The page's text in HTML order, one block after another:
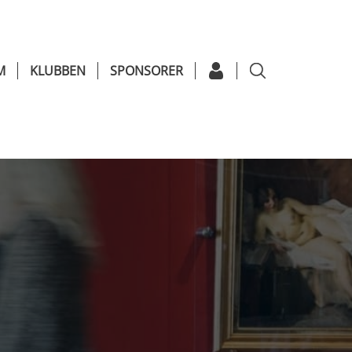
KLUBBEN SPONSORER